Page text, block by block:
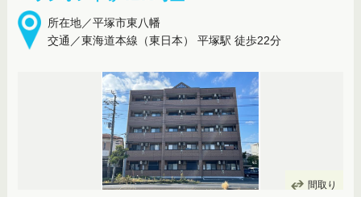
所在地／平塚市東八幡
交通／東海道本線（東日本） 平塚駅 徒歩22分
間取り